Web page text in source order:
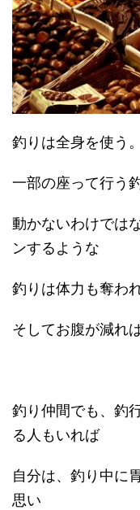
釣りは全身を使う。
一部の座って行う
動かないわけでは
ンするような
釣りは体力も奪われ
そしてお腹が減れ
釣り仲間でも、釣
る人もいれば
自分は、釣り中に
思い